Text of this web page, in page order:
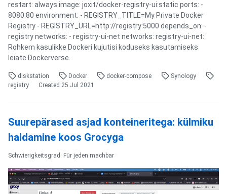
restart: always image: joxit/docker-registry-ui:static ports: -
8080:80 environment: - REGISTRY_TITLE=My Private Docker
Registry - REGISTRY_URL=http://registry:5000 depends_on: -
registry networks: - registry-ui-net networks: registry-ui-net:
Rohkem kasulikke Dockeri kujutisi koduseks kasutamiseks
leiate Dockerverse.
diskstation Docker docker-compose
Synology
registry
Created 25 Jul 2021
Suurepärased asjad konteineritega: külmiku
haldamine koos Grocyga
Schwierigkeitsgrad: Für jeden machbar